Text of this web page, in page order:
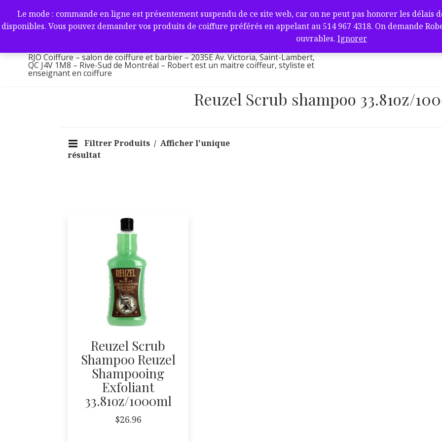
Le mode : commande en ligne est présentement suspendu de ce site web, car on ne peut pas honorer les
disponibles. Vous pouvez demander vos produits de coiffure préférés en appelant au 514 967 4318. On demande
ouvrables. Ignorer
contenu
RJO Coiffure – salon de coiffure et barbier
-2035E Av. Victoria, Saint-Lambert, QC J4V
RJO Coiffure – salon de coiffure et barbier – 2035E Av. Victoria, Saint-Lambert,
QC J4V 1M8 – Rive-Sud de Montréal – Robert est un maitre coiffeur, styliste et
enseignant en coiffure
Reuzel Scrub shampoo 33.81oz/
Filtrer Produits
Afficher l'unique
résultat
Reuzel Scrub
Shampoo Reuzel
Shampooing
Exfoliant
33.81oz/1000ml
$26.96